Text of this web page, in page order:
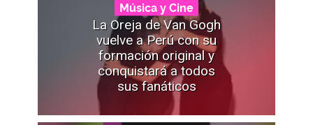
Música y Cine
La Oreja de Van Gogh
vuelve a Perú con su
formación original y
conquistará a todos
sus fanáticos